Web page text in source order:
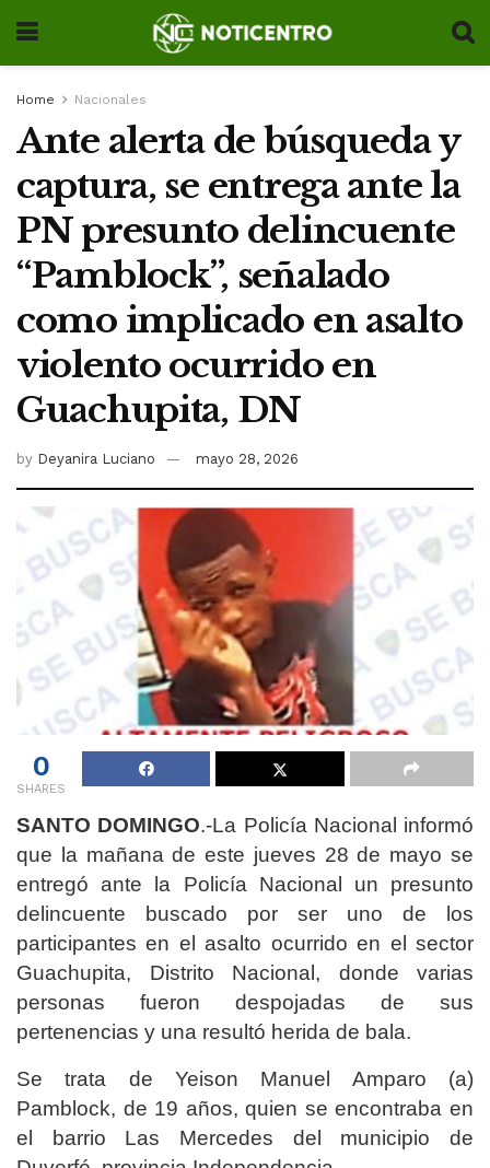
Home Nacionales
Ante alerta de búsqueda y
captura, se entrega ante la
PN presunto delincuente
“Pamblock”, señalado
como implicado en asalto
violento ocurrido en
Guachupita, DN
by Deyanira Luciano mayo 28, 2026
0
SHARES
SANTO DOMINGO.-La Policía Nacional informó
que la mañana de este jueves 28 de mayo se
entregó ante la Policía Nacional un presunto
delincuente buscado por ser uno de los
participantes en el asalto ocurrido en el sector
Guachupita, Distrito Nacional, donde varias
personas fueron despojadas de sus
pertenencias y una resultó herida de bala.
Se trata de Yeison Manuel Amparo (a)
Pamblock, de 19 años, quien se encontraba en
el barrio Las Mercedes del municipio de